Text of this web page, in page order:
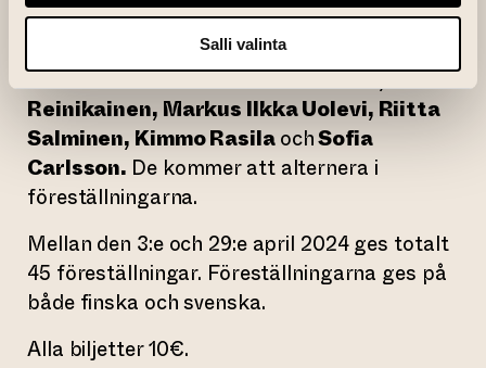
Salli valinta
Åbo Stadsteater och Åbo Svenska Teater.
Texten framförs av en skådespelare.
Medverkande ärMinna Hämäläinen, Ulla
Reinikainen, Markus Ilkka Uolevi, Riitta
Salminen, Kimmo RasilaochSofia
Carlsson. De kommer att alternera i
föreställningarna.
Mellan den 3:e och 29:e april 2024 ges totalt
45 föreställningar. Föreställningarna ges på
både finska och svenska.
Alla biljetter 10€.